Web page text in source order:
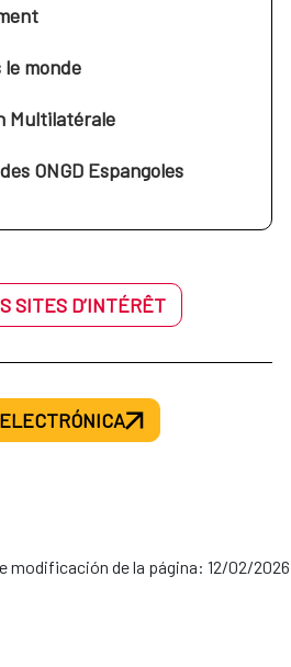
le monde
Multilatérale
ONGD Espangoles
SITES D’INTÉRÊT
modificación de la página: 12/02/2026